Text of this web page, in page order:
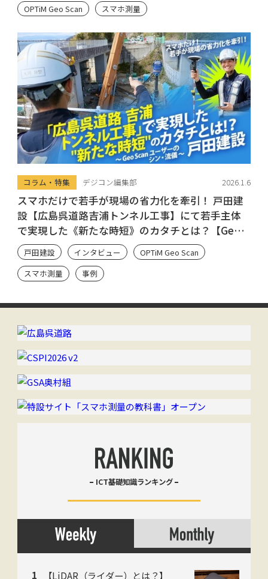
OPTiM Geo Scan スマホ測量
コラム・特集 デジコン編集部 2026.1.6
スマホだけで若手が現場の省力化を牽引！ 戸田建
設【広島呉道路吉浦トンネル工事】にて若手主体
で実現した《新たな時短》のカタチとは？【Geo
Scan ユーザーのシン・流儀】
戸田建設 インタビュー
OPTiM Geo Scan
スマホ測量
事例
ICT基礎知識ランキング
【LiDAR（ライダー）とは？】